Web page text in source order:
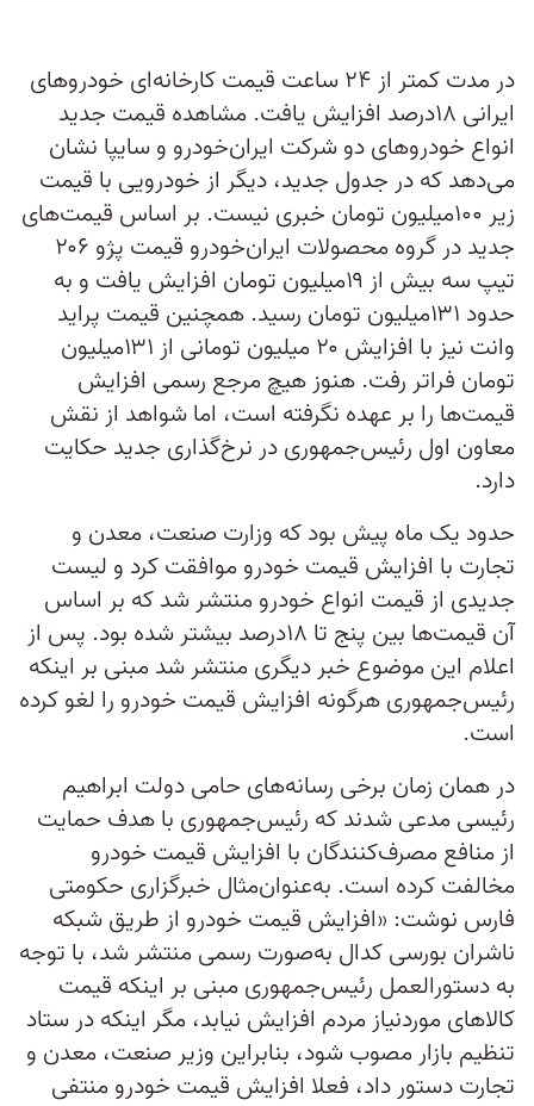
در مدت کمتر از ۲۴ ساعت قیمت کارخانه‌ای خودروهای
ایرانی ۱۸درصد افزایش یافت. مشاهده قیمت جدید
انواع خودروهای دو شرکت ایران‌خودرو و سایپا نشان
می‌دهد که در جدول جدید، دیگر از خودرویی با قیمت
زیر ۱۰۰میلیون تومان خبری نیست. بر اساس قیمت‌های
جدید در گروه محصولات ایران‌خودرو قیمت پژو ۲۰۶
تیپ سه بیش از ۱۹میلیون تومان افزایش یافت و به
حدود ۱۳۱میلیون تومان رسید. همچنین قیمت پراید
وانت نیز با افزایش ۲۰ میلیون تومانی از ۱۳۱میلیون
تومان فراتر رفت. هنوز هیچ مرجع رسمی افزایش
قیمت‌ها را بر عهده نگرفته است، اما شواهد از نقش
معاون اول رئیس‌جمهوری در نرخ‌گذاری جدید حکایت
دارد.
حدود یک ماه پیش بود که وزارت صنعت، معدن و
تجارت با افزایش قیمت خودرو موافقت کرد و لیست
جدیدی از قیمت انواع خودرو منتشر شد که بر اساس
آن قیمت‌ها بین پنج تا ۱۸درصد بیشتر شده بود. پس از
اعلام این موضوع خبر دیگری منتشر شد مبنی بر اینکه
رئیس‌جمهوری هرگونه افزایش قیمت خودرو را لغو کرده
است.
در همان زمان برخی رسانه‌های حامی دولت ابراهیم
رئیسی مدعی شدند که رئیس‌جمهوری با هدف حمایت
از منافع مصرف‌کنندگان با افزایش قیمت خودرو
مخالفت کرده است. به‌عنوان‌مثال خبرگزاری حکومتی
فارس نوشت: «افزایش قیمت خودرو از طریق شبکه
ناشران بورسی کدال به‌صورت رسمی منتشر شد، با توجه
به دستورالعمل رئیس‌جمهوری مبنی بر اینکه قیمت
کالاهای موردنیاز مردم افزایش نیابد، مگر اینکه در ستاد
تنظیم بازار مصوب شود، بنابراین وزیر صنعت، معدن و
تجارت دستور داد، فعلا افزایش قیمت خودرو منتفی